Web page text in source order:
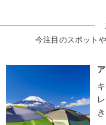
今注目のスポット